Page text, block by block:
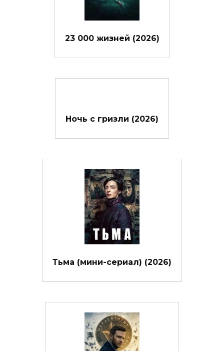
23 000 жизней (2026)
Ночь с гризли (2026)
Тьма (мини-сериал) (2026)